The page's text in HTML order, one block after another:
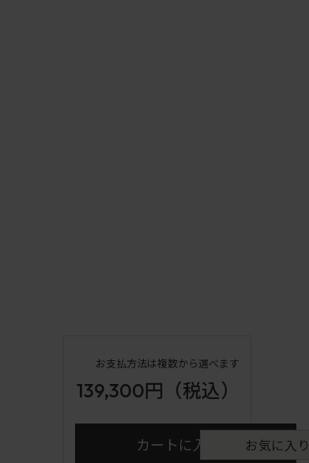
お支払方法は複数から選べます
139,300円 （税込）
カートに入れる お気に入